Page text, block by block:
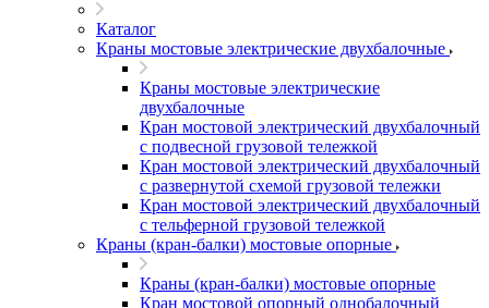
Каталог
Краны мостовые электрические двухбалочные
Краны мостовые электрические
двухбалочные
Кран мостовой электрический двухбалочный
с подвесной грузовой тележкой
Кран мостовой электрический двухбалочный
с развернутой схемой грузовой тележки
Кран мостовой электрический двухбалочный
с тельферной грузовой тележкой
Краны (кран-балки) мостовые опорные
Краны (кран-балки) мостовые опорные
Кран мостовой опорный однобалочный